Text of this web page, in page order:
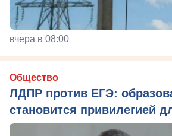
вчера в 08:00
Общество
ЛДПР против ЕГЭ:
становится привилегией